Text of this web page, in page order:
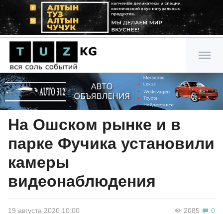
На Ошском рынке и в
парке Фучика установили
камеры
видеонаблюдения
2085 0
19 августа 2020 10:00